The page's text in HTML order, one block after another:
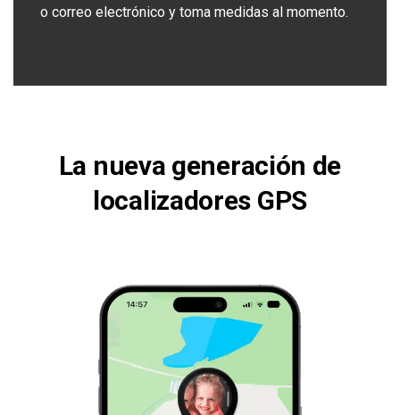
o correo electrónico y toma medidas al momento.
La nueva generación de
localizadores GPS